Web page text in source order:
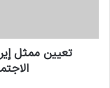
تعيين ممثل